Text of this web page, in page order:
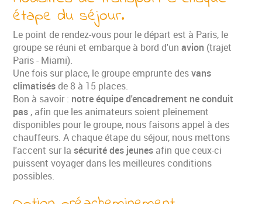
étape du séjour.
Le point de rendez-vous pour le départ est à Paris, le
groupe se réuni et embarque à bord d'unavion (trajet
Paris - Miami).
Une fois sur place, le groupe emprunte desvans
climatisésde 8 à 15 places.
Bon à savoir : notre équipe d'encadrement ne conduit
pas , afin que les animateurs soient pleinement
disponibles pour le groupe, nous faisons appel à des
chauffeurs. A chaque étape du séjour, nous mettons
l'accent sur lasécurité des jeunes afin que ceux-ci
puissent voyager dans les meilleures conditions
possibles.